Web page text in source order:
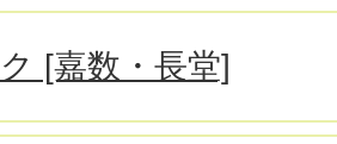
[嘉数・長堂]